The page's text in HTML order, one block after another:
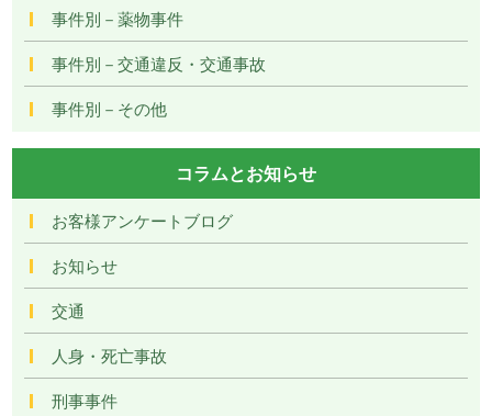
事件別－薬物事件
事件別－交通違反・交通事故
事件別－その他
コラムとお知らせ
お客様アンケートブログ
お知らせ
交通
人身・死亡事故
刑事事件